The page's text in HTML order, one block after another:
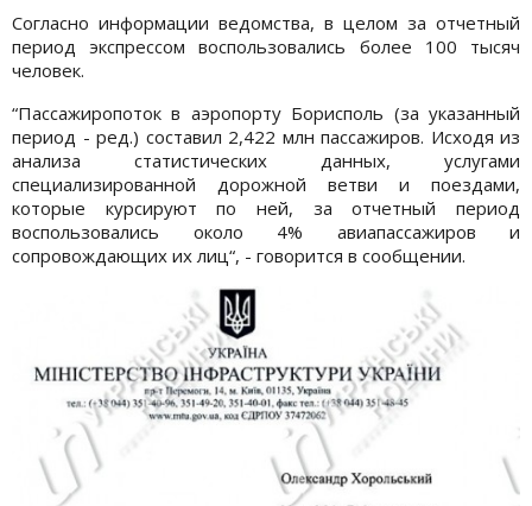
Согласно информации ведомства, в целом за отчетный
период экспрессом воспользовались более 100 тысяч
человек.
“Пассажиропоток в аэропорту Борисполь (за указанный
период - ред.) составил 2,422 млн пассажиров. Исходя из
анализа статистических данных, услугами
специализированной дорожной ветви и поездами,
которые курсируют по ней, за отчетный период
воспользовались около 4% авиапассажиров и
сопровождающих их лиц“, - говорится в сообщении.